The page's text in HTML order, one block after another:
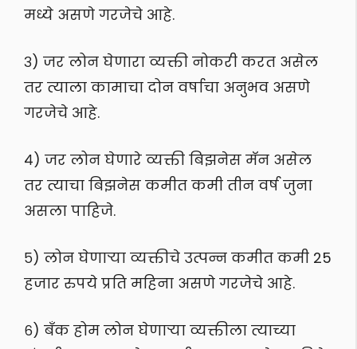
मध्ये असणे गरजेचे आहे.
३) जर लोन घेणारा व्यक्ती नोकरी करत असेल
तर त्याला कामाचा दोन वर्षाचा अनुभव असणे
गरजेचे आहे.
४) जर लोन घेणारे व्यक्ती बिझनेस मॅन असेल
तर त्याचा बिझनेस कमीत कमी तीन वर्ष जुना
असला पाहिजे.
५) लोन घेणाऱ्या व्यक्तीचे उत्पन्न कमीत कमी 25
हजार रुपये प्रति महिना असणे गरजेचे आहे.
६) बँक होम लोन घेणाऱ्या व्यक्तीला त्याच्या